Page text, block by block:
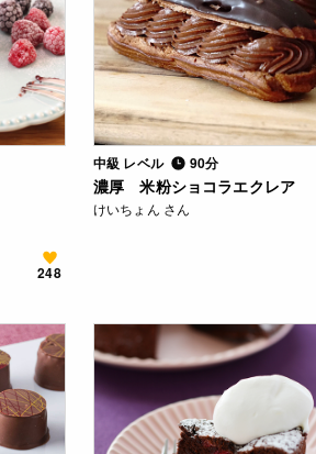
248
中級 レベル 90分
濃厚 米粉ショコラエクレア
けいちょん さん